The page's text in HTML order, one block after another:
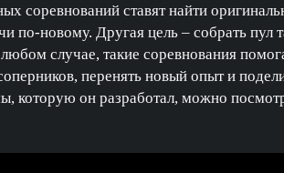
соревнований ставят найти
по-новому. Другая цель – собрать пул
случае, такие соревнования
перенять новый опыт и
которую он разработал, можно